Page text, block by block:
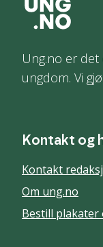
Ung.no er
ungdom. Vi
Kontakt og
Kontakt
Om ung.no
Bestill